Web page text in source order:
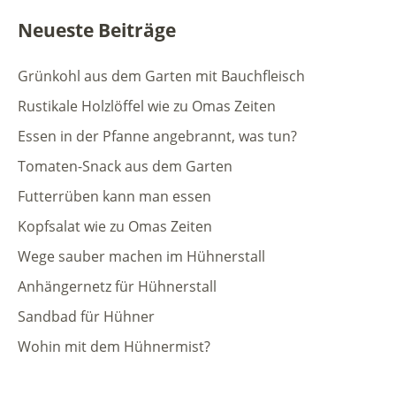
Neueste Beiträge
Grünkohl aus dem Garten mit Bauchfleisch
Rustikale Holzlöffel wie zu Omas Zeiten
Essen in der Pfanne angebrannt, was tun?
Tomaten-Snack aus dem Garten
Futterrüben kann man essen
Kopfsalat wie zu Omas Zeiten
Wege sauber machen im Hühnerstall
Anhängernetz für Hühnerstall
Sandbad für Hühner
Wohin mit dem Hühnermist?